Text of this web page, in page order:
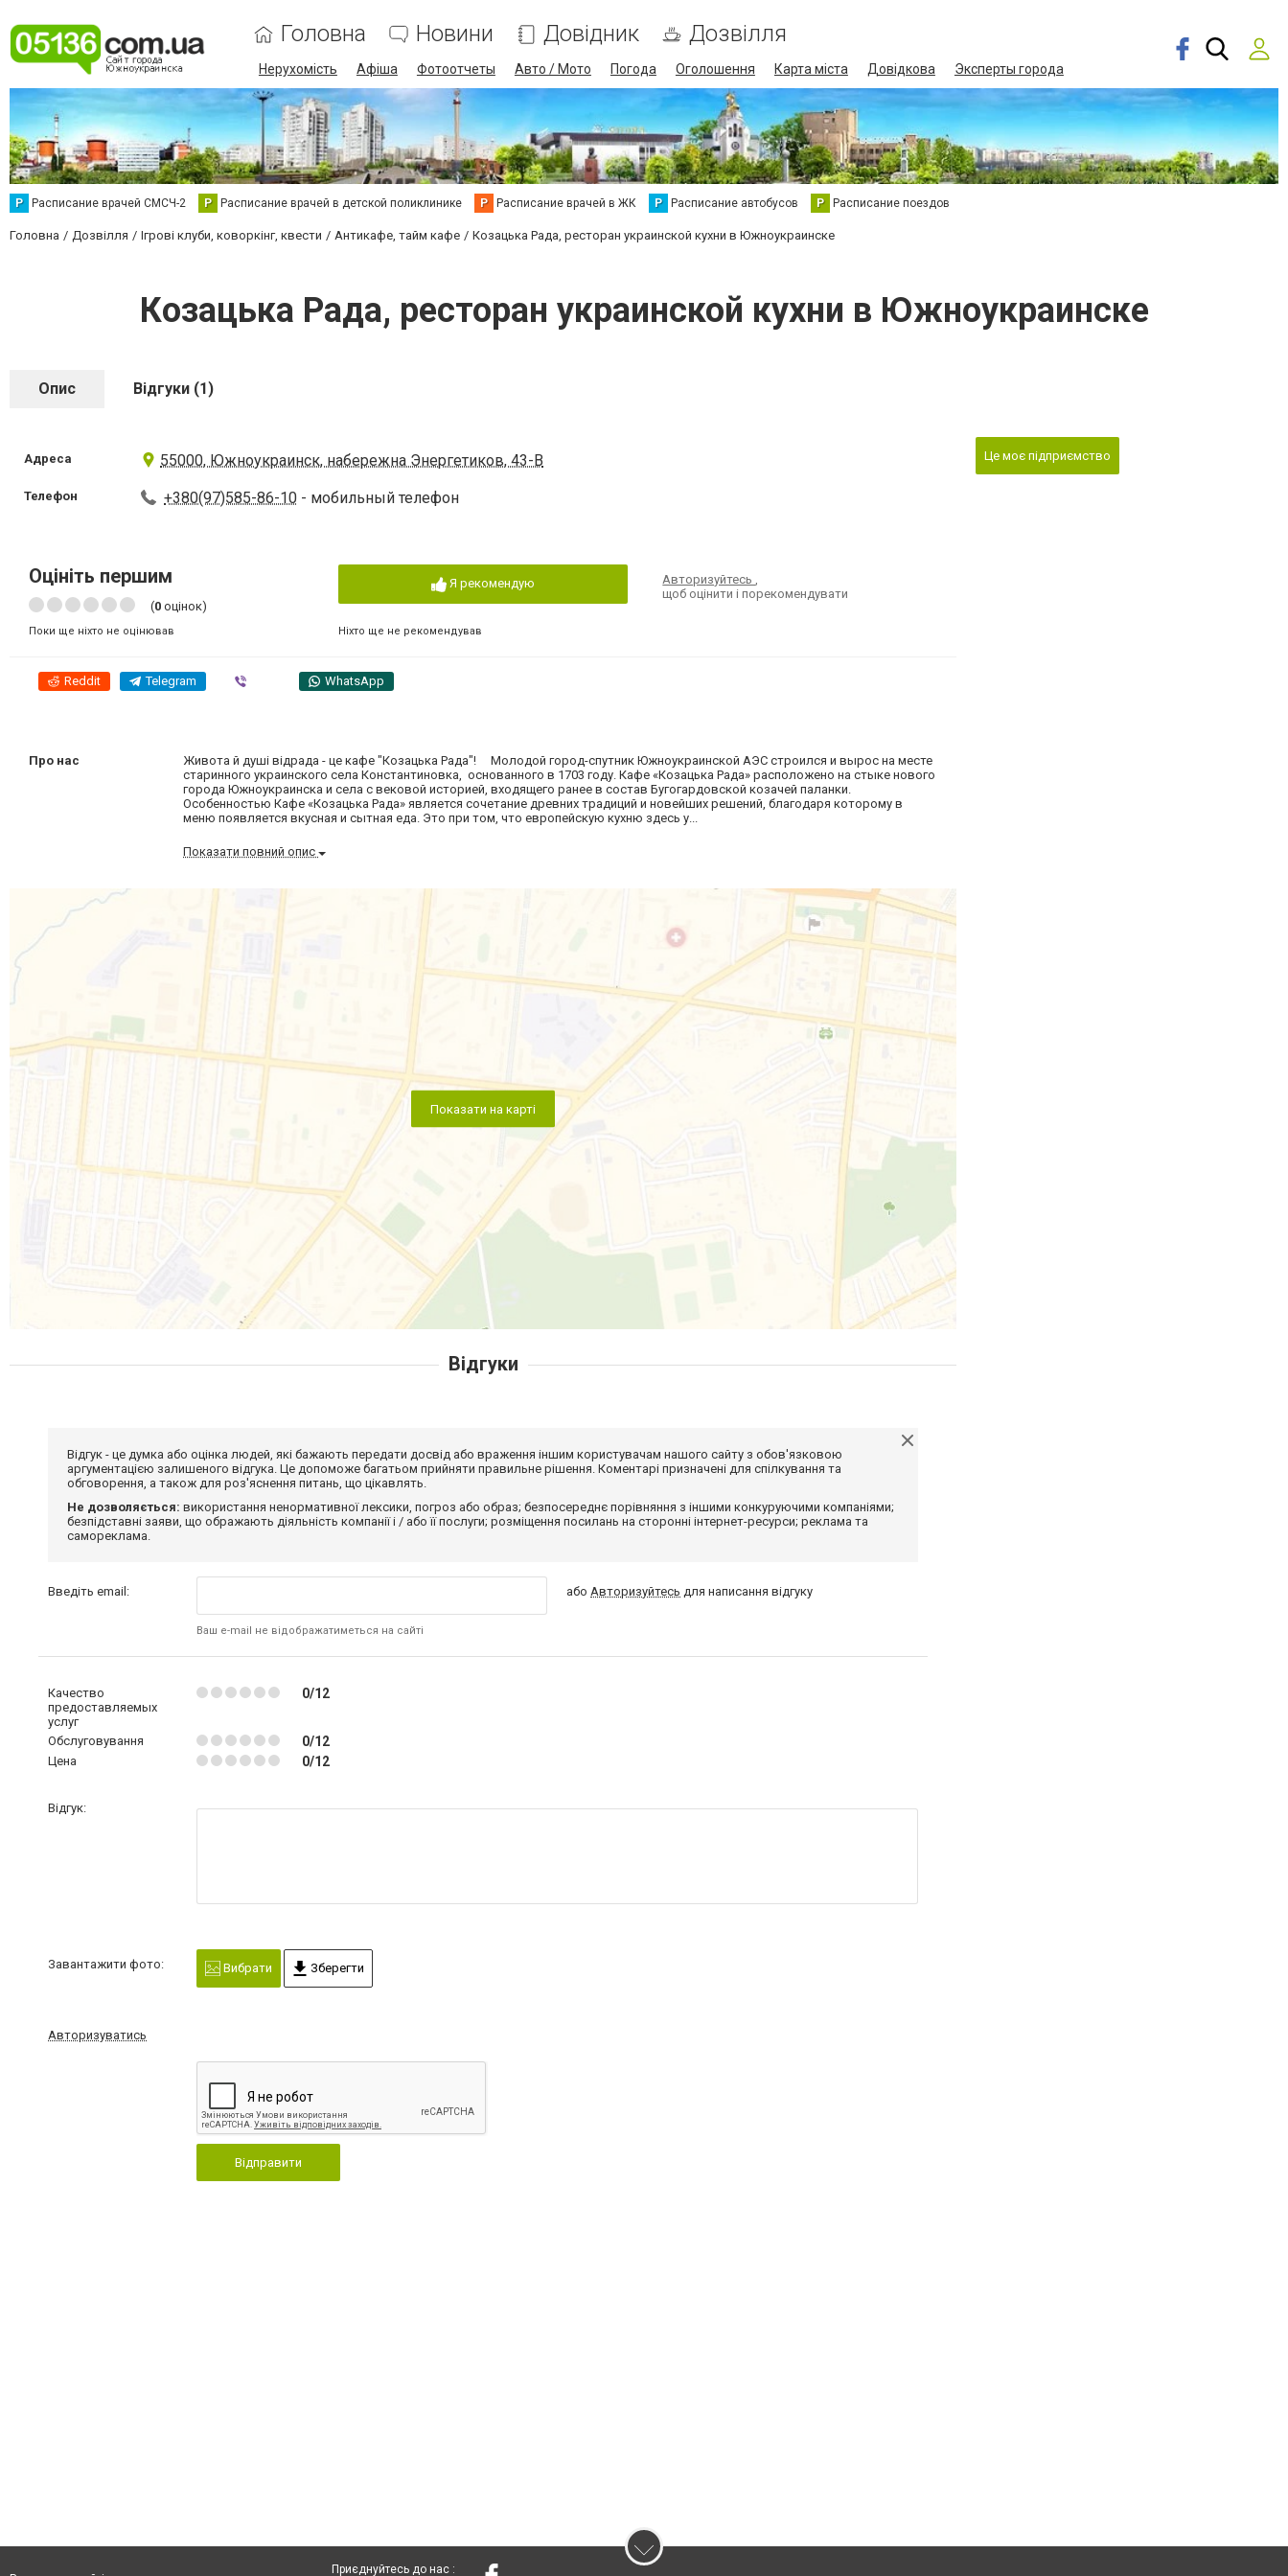
Головна Новини Довідник Дозвілля
Нерухомість Афіша Фотоотчеты Авто / Мото Погода Оголошення Карта міста Довідкова Эксперты города
Р Расписание врачей СМСЧ-2 Р Расписание врачей в детской поликлинике Р Расписание врачей в ЖК Р Расписание автобусов Р Расписание поездов
Головна Дозвілля Ігрові клуби, коворкінг, квести Антикафе, тайм кафе Козацька Рада, ресторан украинской кухни в Южноукраинске
Козацька Рада, ресторан украинской кухни в Южноукраинске
Опис Відгуки (1)
Адреса 55000, Южноукраинск, набережна Энергетиков, 43-В
Телефон +380(97)585-86-10 - мобильный телефон
Оцініть першим
(0 оцінок)
Поки ще ніхто не оцінював
Я рекомендую
Ніхто ще не рекомендував
Авторизуйтесь,
щоб оцінити і порекомендувати
Reddit Telegram WhatsApp
Про нас
Живота й душі відрада - це кафе "Козацька Рада"! Молодой город-спутник Южноукраинской АЭС строился и вырос на месте
старинного украинского села Константиновка, основанного в 1703 году. Кафе «Козацька Рада» расположено на стыке нового
города Южноукраинска и села с вековой историей, входящего ранее в состав Бугогардовской козачей паланки.
Особенностью Кафе «Козацька Рада» является сочетание древних традиций и новейших решений, благодаря которому в
меню появляется вкусная и сытная еда. Это при том, что европейскую кухню здесь у...
Показати повний опис
Показати на карті
Це моє підприємство
Відгуки
Відгук - це думка або оцінка людей, які бажають передати досвід або враження іншим користувачам нашого сайту з обов'язковою
аргументацією залишеного відгука. Це допоможе багатьом прийняти правильне рішення. Коментарі призначені для спілкування та
обговорення, а також для роз'яснення питань, що цікавлять.
Не дозволяється: використання ненормативної лексики, погроз або образ; безпосереднє порівняння з іншими конкуруючими компаніями;
безпідставні заяви, що ображають діяльність компанії і / або її послуги; розміщення посилань на сторонні інтернет-ресурси; реклама та
самореклама.
Введіть email:
Ваш e-mail не відображатиметься на сайті
або Авторизуйтесь для написання відгуку
Качество
предоставляемых
услуг
0/12
Обслуговування 0/12
Цена 0/12
Відгук:
Завантажити фото: Вибрати Зберегти
Авторизуватись
Відправити
Приєднуйтесь до нас :